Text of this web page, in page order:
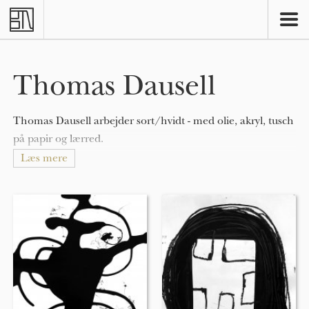
Skip to main content
Thomas Dausell
Thomas Dausell arbejder sort/hvidt - med olie, akryl, tusch
på papir og lærred.
forandring og transformation. Han skaber rum der
konstant er i bevægelse. Han fanger forholdet mellem
opbygning og nedrivning i en gentagende
vekselvirkning, Han arbejder spontant, fanger det
uforudsete i en proces, der hele tiden er foranderlig. Rum
bliver opbygget og i samme nu destrueret.
Læs mere